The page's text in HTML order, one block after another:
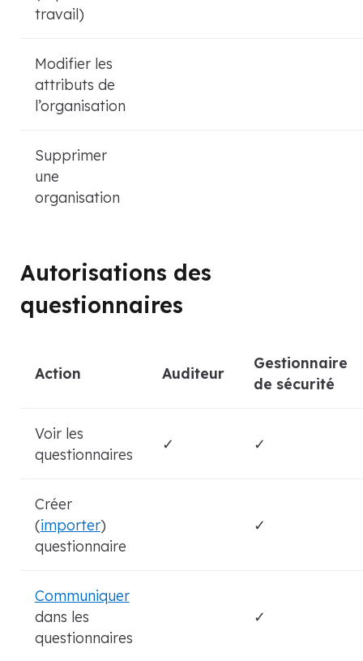
travail)
Modifier les
attributs de
l’organisation
Supprimer
une
organisation
Autorisations des
questionnaires
Action Auditeur
Gestionnaire
de sécurité
Voir les
questionnaires
✓ ✓
Créer
(importer)
questionnaire
✓
Communiquer
dans les
questionnaires
✓